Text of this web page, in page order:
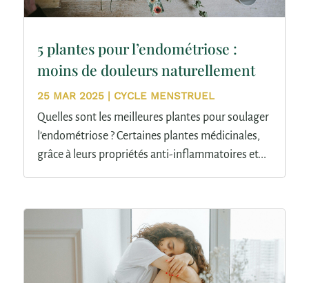
5 plantes pour l’endométriose :
moins de douleurs naturellement
25 MAR 2025| CYCLE MENSTRUEL
Quelles sont les meilleures plantes pour soulager
l’endométriose ? Certaines plantes médicinales,
grâce à leurs propriétés anti-inflammatoires et...